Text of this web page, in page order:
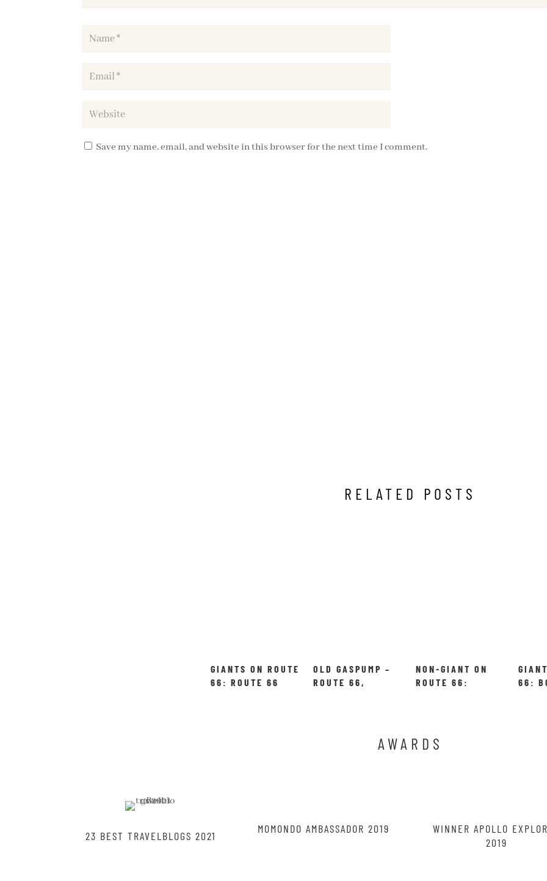
Save my name, email, and website in this browser for the next time I comment.
RELATED POSTS
GIANTS ON ROUTE
66: ROUTE 66
OLD GASPUMP –
ROUTE 66,
NON-GIANT ON
ROUTE 66:
66:
AWARDS
23 BEST TRAVELBLOGS 2021
MOMONDO AMBASSADOR 2019
WINNER APOLLO
2019